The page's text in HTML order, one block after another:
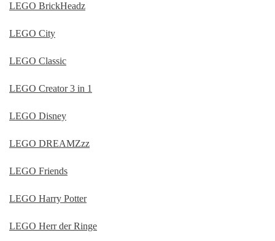
LEGO BrickHeadz
LEGO City
LEGO Classic
LEGO Creator 3 in 1
LEGO Disney
LEGO DREAMZzz
LEGO Friends
LEGO Harry Potter
LEGO Herr der Ringe